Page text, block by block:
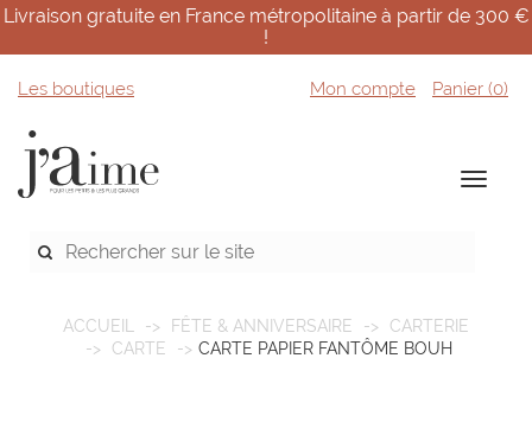
Livraison gratuite en France métropolitaine à partir de 300 €
!
Les boutiques Mon compte Panier (0)
ACCUEIL FÊTE & ANNIVERSAIRE
CARTERIE
CARTE
CARTE PAPIER FANTÔME BOUH